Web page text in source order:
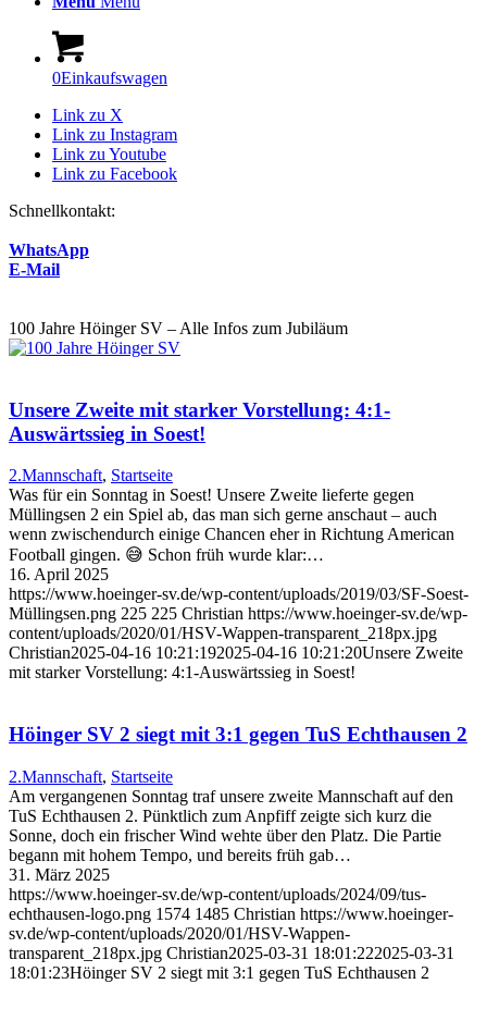
0Einkaufswagen
Link zu X
Link zu Instagram
Link zu Youtube
Link zu Facebook
Schnellkontakt:
WhatsApp
E-Mail
100 Jahre Höinger SV – Alle Infos zum Jubiläum
Unsere Zweite mit starker Vorstellung: 4:1-
Auswärtssieg in Soest!
2.Mannschaft, Startseite
Was für ein Sonntag in Soest! Unsere Zweite lieferte gegen
Müllingsen 2 ein Spiel ab, das man sich gerne anschaut – auch
wenn zwischendurch einige Chancen eher in Richtung American
Football gingen. 😅 Schon früh wurde klar:…
16. April 2025
https://www.hoeinger-sv.de/wp-content/uploads/2019/03/SF-Soest-
Müllingsen.png 225 225 Christian https://www.hoeinger-sv.de/wp-
content/uploads/2020/01/HSV-Wappen-transparent_218px.jpg
Christian2025-04-16 10:21:192025-04-16 10:21:20Unsere Zweite
mit starker Vorstellung: 4:1-Auswärtssieg in Soest!
Höinger SV 2 siegt mit 3:1 gegen TuS Echthausen 2
2.Mannschaft, Startseite
Am vergangenen Sonntag traf unsere zweite Mannschaft auf den
TuS Echthausen 2. Pünktlich zum Anpfiff zeigte sich kurz die
Sonne, doch ein frischer Wind wehte über den Platz. Die Partie
begann mit hohem Tempo, und bereits früh gab…
31. März 2025
https://www.hoeinger-sv.de/wp-content/uploads/2024/09/tus-
echthausen-logo.png 1574 1485 Christian https://www.hoeinger-
sv.de/wp-content/uploads/2020/01/HSV-Wappen-
transparent_218px.jpg Christian2025-03-31 18:01:222025-03-31
18:01:23Höinger SV 2 siegt mit 3:1 gegen TuS Echthausen 2